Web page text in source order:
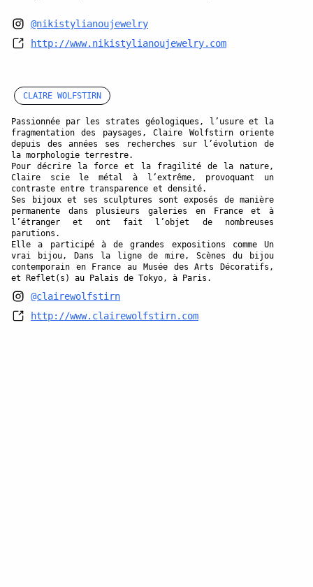
@nikistylianoujewelry
http://www.nikistylianoujewelry.com
CLAIRE WOLFSTIRN
Passionnée par les strates géologiques, l’usure et la
fragmentation des paysages, Claire Wolfstirn oriente
depuis des années ses recherches sur l’évolution de
la morphologie terrestre.
Pour décrire la force et la fragilité de la nature,
Claire scie le métal à l’extrême, provoquant un
contraste entre transparence et densité.
Ses bijoux et ses sculptures sont exposés de manière
permanente dans plusieurs galeries en France et à
l’étranger et ont fait l’objet de nombreuses
parutions.
Elle a participé à de grandes expositions comme Un
vrai bijou, Dans la ligne de mire, Scènes du bijou
contemporain en France au Musée des Arts Décoratifs,
et Reflet(s) au Palais de Tokyo, à Paris.
@clairewolfstirn
http://www.clairewolfstirn.com